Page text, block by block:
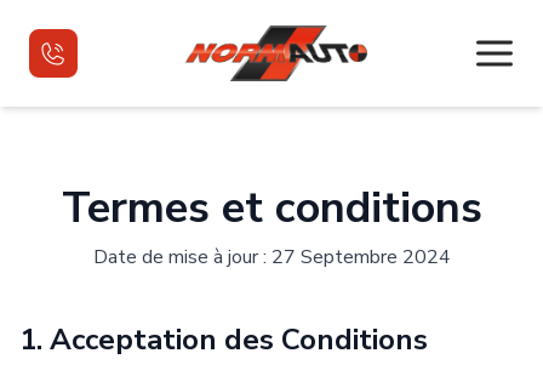
Véhicules d'occasion
Financement
Termes et conditions
Date de mise à jour : 27 Septembre 2024
1. Acceptation des Conditions